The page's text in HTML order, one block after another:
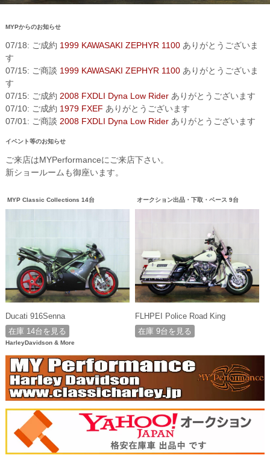
MYPからのお知らせ
07/18: ご成約 1999 KAWASAKI ZEPHYR 1100ありがとうございま
す
07/15: ご商談 1999 KAWASAKI ZEPHYR 1100ありがとうございま
す
07/15: ご成約 2008 FXDLI Dyna Low Riderありがとうございます
07/10: ご成約 1979 FXEF ありがとうございます
07/01: ご商談 2008 FXDLI Dyna Low Riderありがとうございます
イベント等のお知らせ
ご来店はMYPerformanceにご来店下さい。
新ショールームも御座います。
MYP Classic Collections 14台
Ducati 916Senna
在庫 14台を見る
オークション出品・下取・ベース 9台
FLHPEI Police Road King
在庫 9台を見る
HarleyDavidson & More